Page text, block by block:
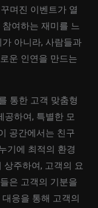
며진 이벤트가 열
여하는 재미를 느
아니라, 사람들과
운 인연을 만드는
통한 고객 맞춤형
공하여, 특별한 모
공간에서는 친구
기에 최적의 환경
상주하여, 고객의 요
은 고객의 기분을
응을 통해 고객의